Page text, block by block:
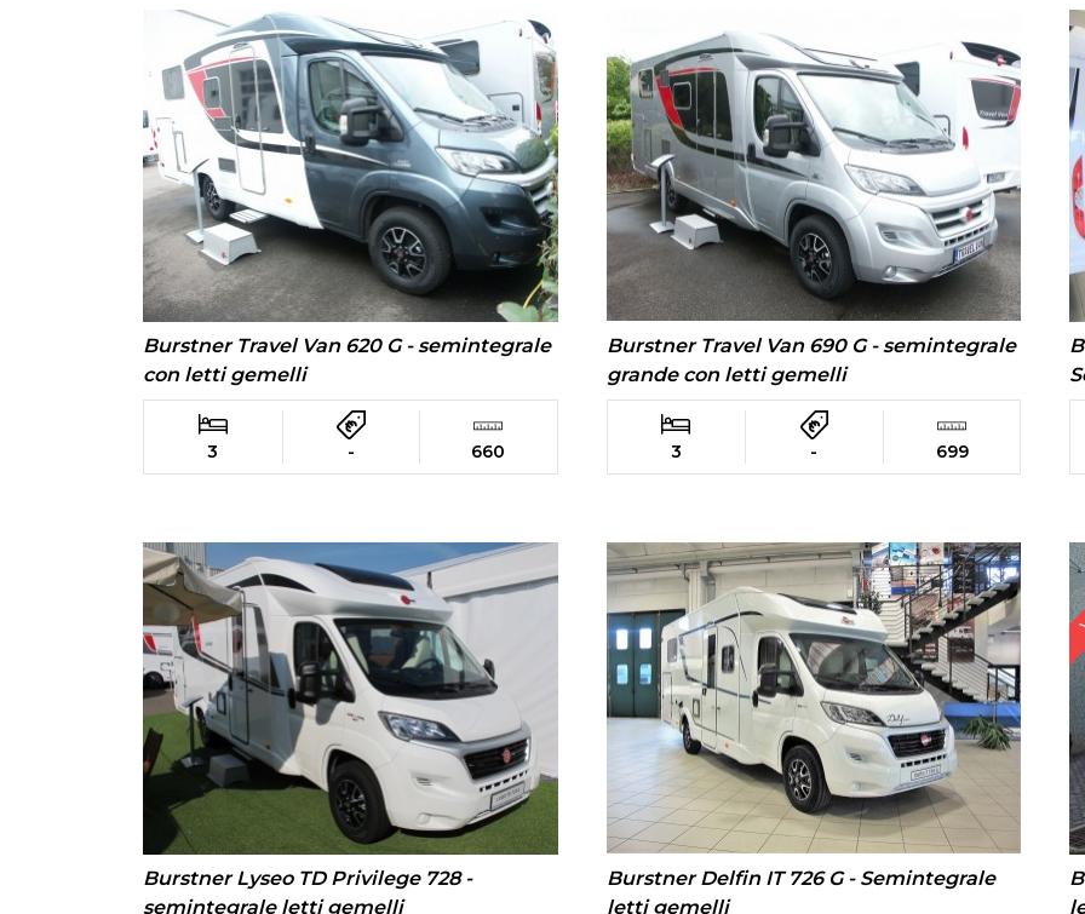
Burstner Travel Van 620 G - semintegrale
con letti gemelli
3 - 660
Burstner Travel Van 690 G - semintegrale
grande con letti gemelli
3 - 699
Burstner Lyseo TD Privilege 728 -
semintegrale letti gemelli
Burstner Delfin IT 726 G - Semintegrale
letti gemelli